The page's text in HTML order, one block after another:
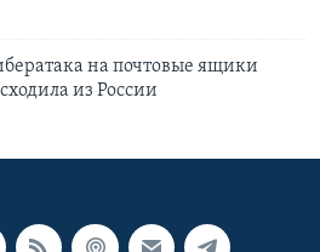
на почтовые ящики
из России